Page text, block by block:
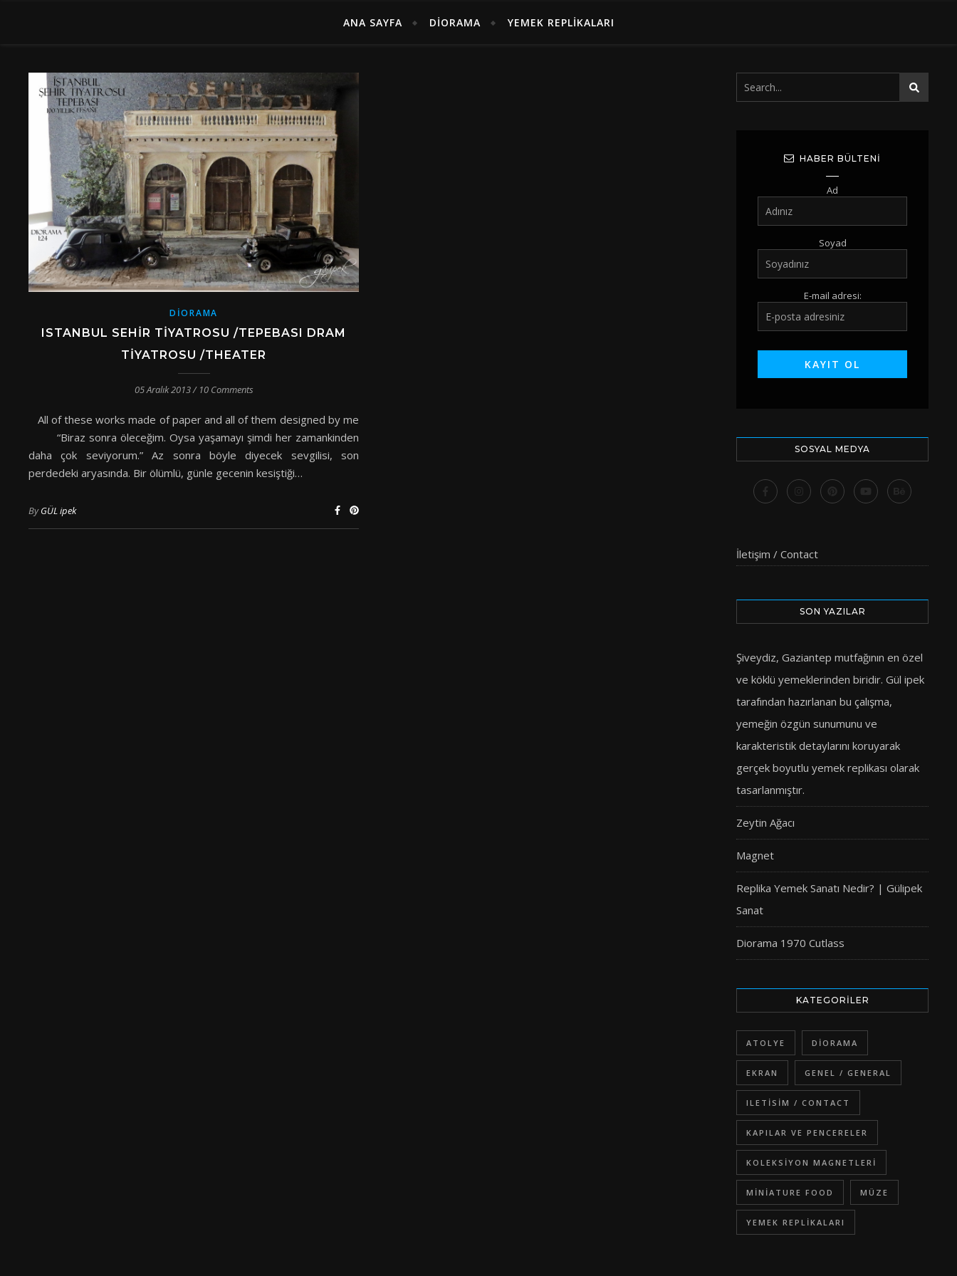
ANA SAYFA DIORAMA YEMEK REPLIKALARI
DIORAMA
ISTANBUL SEHIR TIYATROSU /TEPEBASI DRAM
TIYATROSU /THEATER
05 Aralık 2013/ 10 Comments
All of these works made of paper and all of them designed by me
“Biraz sonra öleceğim. Oysa yaşamayı şimdi her zamankinden
daha çok seviyorum.” Az sonra böyle diyecek sevgilisi, son
perdedeki aryasında. Bir ölümlü, günle gecenin kesiştiği…
ByGÜL ipek
HABER BÜLTENI
Ad
Soyad
E-mail adresi:
SOSYAL MEDYA
İletişim / Contact
SON YAZILAR
Şiveydiz, Gaziantep mutfağının en özel
ve köklü yemeklerinden biridir. Gül ipek
tarafından hazırlanan bu çalışma,
yemeğin özgün sunumunu ve
karakteristik detaylarını koruyarak
gerçek boyutlu yemek replikası olarak
tasarlanmıştır.
Zeytin Ağacı
Magnet
Replika Yemek Sanatı Nedir? | Gülipek
Sanat
Diorama 1970 Cutlass
KATEGORILER
ATOLYE DIORAMA
EKRAN GENEL / GENERAL
ILETISIM / CONTACT
KAPILAR VE PENCERELER
KOLEKSIYON MAGNETLERI
MINIATURE FOOD MÜZE
YEMEK REPLIKALARI